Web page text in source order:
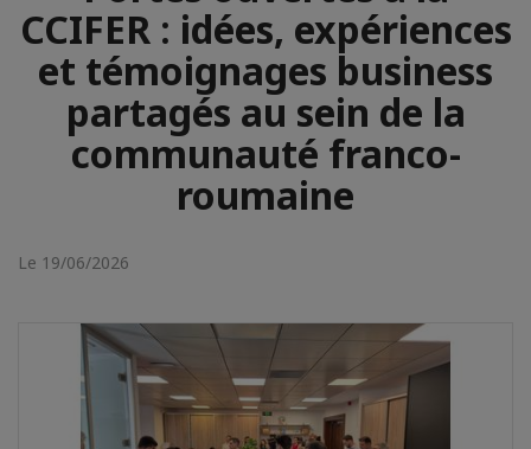
CCIFER : idées, expériences
et témoignages business
partagés au sein de la
communauté franco-
roumaine
Le 19/06/2026